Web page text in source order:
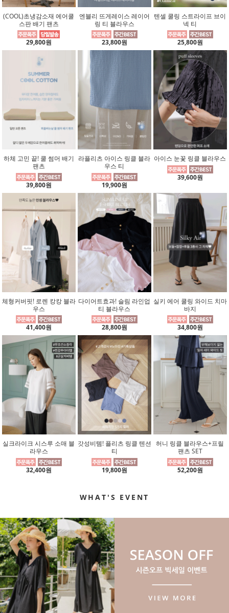
(COOL)초냉감소재 에어쿨
스판 배기 팬츠
29,800원
엔블리 뜨게레이스 레이어
링 티 블라우스
23,800원
텐셀 쿨링 스트라이프 브이
넥 티
25,800원
하체 고민 끝! 쿨 썸머 배기
팬츠
39,800원
라플리츠 아이스 링클 블라
우스 티
19,900원
아이스 눈꽃 링클 블라우스
39,600원
체형커버핏! 로렌 캉캉 블라
우스
41,400원
다이어트효과! 슬림 라인업
티 블라우스
28,800원
실키 에어 쿨링 와이드 치마
바지
34,800원
실크라이크 시스루 소매 블
라우스
32,400원
갓성비템! 플리츠 링클 텐션
티
19,800원
허니 링클 블라우스+프릴
팬츠 SET
52,200원
WHAT'S EVENT